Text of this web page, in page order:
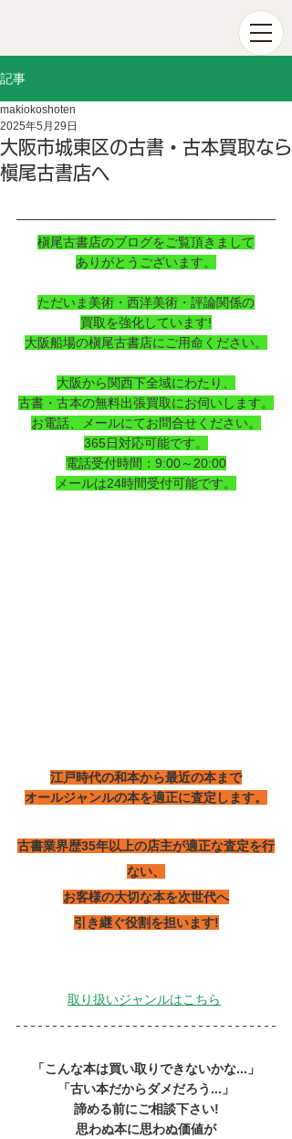
記事
大阪市城東区の古書・古本買取なら
槇尾古書店へ
makiokoshoten
2025年5月29日
槇尾古書店のブログをご覧頂きまして
ありがとうございます。
ただいま美術・西洋美術・評論関係の
買取を強化しています!
大阪船場の槇尾古書店にご用命ください。
大阪から関西下全域にわたり、
古書・古本の無料出張買取にお伺いします。
お電話、メールにてお問合せください。
365日対応可能です。
電話受付時間：9:00～20:00
メールは24時間受付可能です。
江戸時代の和本から最近の本まで
オールジャンルの本を適正に査定します。
古書業界歴35年以上の店主が適正な査定を行
ない、
お客様の大切な本を次世代へ
引き継ぐ役割を担います!
取り扱いジャンルはこちら
「こんな本は買い取りできないかな...」
「古い本だからダメだろう...」
諦める前にご相談下さい!
思わぬ本に思わぬ価値が